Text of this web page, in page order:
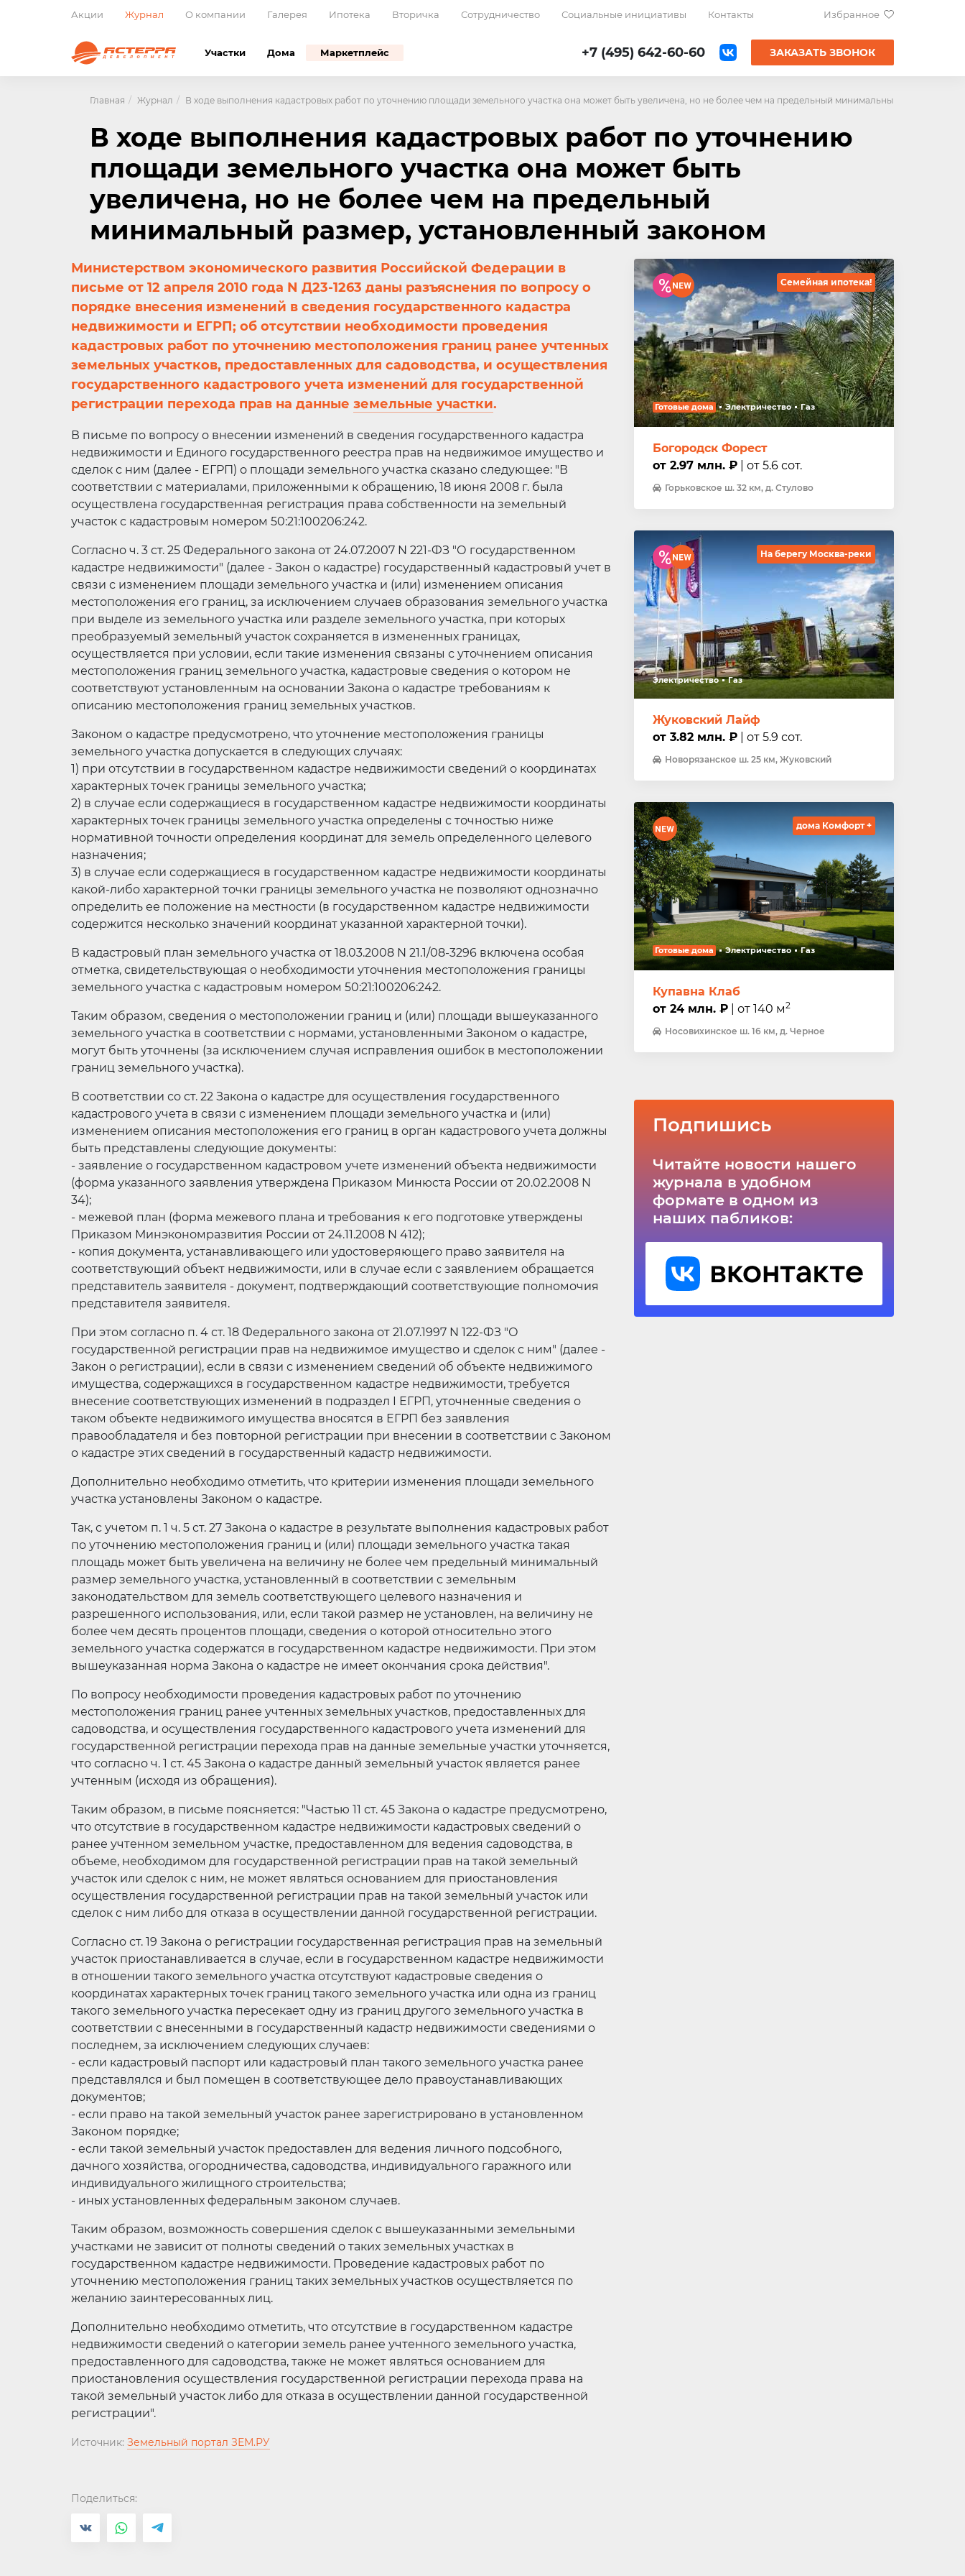
Акции Журнал О компании Галерея Ипотека Вторичка Сотрудничество Социальные инициативы Контакты Избранное
Участки Дома Маркетплейс +7 (495) 642-60-60 ЗАКАЗАТЬ ЗВОНОК
Главная Журнал В ходе выполнения кадастровых работ по уточнению площади земельного участка она может быть увеличена, но не более чем на предельный минимальный размер,
В ходе выполнения кадастровых работ по уточнению
площади земельного участка она может быть
увеличена, но не более чем на предельный
минимальный размер, установленный законом
Министерством экономического развития Российской Федерации в
письме от 12 апреля 2010 года N Д23-1263 даны разъяснения по вопросу о
порядке внесения изменений в сведения государственного кадастра
недвижимости и ЕГРП; об отсутствии необходимости проведения
кадастровых работ по уточнению местоположения границ ранее учтенных
земельных участков, предоставленных для садоводства, и осуществления
государственного кадастрового учета изменений для государственной
регистрации перехода прав на данные земельные участки.
В письме по вопросу о внесении изменений в сведения государственного кадастра
недвижимости и Единого государственного реестра прав на недвижимое имущество и
сделок с ним (далее - ЕГРП) о площади земельного участка сказано следующее: "В
соответствии с материалами, приложенными к обращению, 18 июня 2008 г. была
осуществлена государственная регистрация права собственности на земельный
участок с кадастровым номером 50:21:100206:242.
Согласно ч. 3 ст. 25 Федерального закона от 24.07.2007 N 221-ФЗ "О государственном
кадастре недвижимости" (далее - Закон о кадастре) государственный кадастровый учет в
связи с изменением площади земельного участка и (или) изменением описания
местоположения его границ, за исключением случаев образования земельного участка
при выделе из земельного участка или разделе земельного участка, при которых
преобразуемый земельный участок сохраняется в измененных границах,
осуществляется при условии, если такие изменения связаны с уточнением описания
местоположения границ земельного участка, кадастровые сведения о котором не
соответствуют установленным на основании Закона о кадастре требованиям к
описанию местоположения границ земельных участков.
Законом о кадастре предусмотрено, что уточнение местоположения границы
земельного участка допускается в следующих случаях:
1) при отсутствии в государственном кадастре недвижимости сведений о координатах
характерных точек границы земельного участка;
2) в случае если содержащиеся в государственном кадастре недвижимости координаты
характерных точек границы земельного участка определены с точностью ниже
нормативной точности определения координат для земель определенного целевого
назначения;
3) в случае если содержащиеся в государственном кадастре недвижимости координаты
какой-либо характерной точки границы земельного участка не позволяют однозначно
определить ее положение на местности (в государственном кадастре недвижимости
содержится несколько значений координат указанной характерной точки).
В кадастровый план земельного участка от 18.03.2008 N 21.1/08-3296 включена особая
отметка, свидетельствующая о необходимости уточнения местоположения границы
земельного участка с кадастровым номером 50:21:100206:242.
Таким образом, сведения о местоположении границ и (или) площади вышеуказанного
земельного участка в соответствии с нормами, установленными Законом о кадастре,
могут быть уточнены (за исключением случая исправления ошибок в местоположении
границ земельного участка).
В соответствии со ст. 22 Закона о кадастре для осуществления государственного
кадастрового учета в связи с изменением площади земельного участка и (или)
изменением описания местоположения его границ в орган кадастрового учета должны
быть представлены следующие документы:
- заявление о государственном кадастровом учете изменений объекта недвижимости
(форма указанного заявления утверждена Приказом Минюста России от 20.02.2008 N
34);
- межевой план (форма межевого плана и требования к его подготовке утверждены
Приказом Минэкономразвития России от 24.11.2008 N 412);
- копия документа, устанавливающего или удостоверяющего право заявителя на
соответствующий объект недвижимости, или в случае если с заявлением обращается
представитель заявителя - документ, подтверждающий соответствующие полномочия
представителя заявителя.
При этом согласно п. 4 ст. 18 Федерального закона от 21.07.1997 N 122-ФЗ "О
государственной регистрации прав на недвижимое имущество и сделок с ним" (далее -
Закон о регистрации), если в связи с изменением сведений об объекте недвижимого
имущества, содержащихся в государственном кадастре недвижимости, требуется
внесение соответствующих изменений в подраздел I ЕГРП, уточненные сведения о
таком объекте недвижимого имущества вносятся в ЕГРП без заявления
правообладателя и без повторной регистрации при внесении в соответствии с Законом
о кадастре этих сведений в государственный кадастр недвижимости.
Дополнительно необходимо отметить, что критерии изменения площади земельного
участка установлены Законом о кадастре.
Так, с учетом п. 1 ч. 5 ст. 27 Закона о кадастре в результате выполнения кадастровых работ
по уточнению местоположения границ и (или) площади земельного участка такая
площадь может быть увеличена на величину не более чем предельный минимальный
размер земельного участка, установленный в соответствии с земельным
законодательством для земель соответствующего целевого назначения и
разрешенного использования, или, если такой размер не установлен, на величину не
более чем десять процентов площади, сведения о которой относительно этого
земельного участка содержатся в государственном кадастре недвижимости. При этом
вышеуказанная норма Закона о кадастре не имеет окончания срока действия".
По вопросу необходимости проведения кадастровых работ по уточнению
местоположения границ ранее учтенных земельных участков, предоставленных для
садоводства, и осуществления государственного кадастрового учета изменений для
государственной регистрации перехода прав на данные земельные участки уточняется,
что согласно ч. 1 ст. 45 Закона о кадастре данный земельный участок является ранее
учтенным (исходя из обращения).
Таким образом, в письме поясняется: "Частью 11 ст. 45 Закона о кадастре предусмотрено,
что отсутствие в государственном кадастре недвижимости кадастровых сведений о
ранее учтенном земельном участке, предоставленном для ведения садоводства, в
объеме, необходимом для государственной регистрации прав на такой земельный
участок или сделок с ним, не может являться основанием для приостановления
осуществления государственной регистрации прав на такой земельный участок или
сделок с ним либо для отказа в осуществлении данной государственной регистрации.
Согласно ст. 19 Закона о регистрации государственная регистрация прав на земельный
участок приостанавливается в случае, если в государственном кадастре недвижимости
в отношении такого земельного участка отсутствуют кадастровые сведения о
координатах характерных точек границ такого земельного участка или одна из границ
такого земельного участка пересекает одну из границ другого земельного участка в
соответствии с внесенными в государственный кадастр недвижимости сведениями о
последнем, за исключением следующих случаев:
- если кадастровый паспорт или кадастровый план такого земельного участка ранее
представлялся и был помещен в соответствующее дело правоустанавливающих
документов;
- если право на такой земельный участок ранее зарегистрировано в установленном
Законом порядке;
- если такой земельный участок предоставлен для ведения личного подсобного,
дачного хозяйства, огородничества, садоводства, индивидуального гаражного или
индивидуального жилищного строительства;
- иных установленных федеральным законом случаев.
Таким образом, возможность совершения сделок с вышеуказанными земельными
участками не зависит от полноты сведений о таких земельных участках в
государственном кадастре недвижимости. Проведение кадастровых работ по
уточнению местоположения границ таких земельных участков осуществляется по
желанию заинтересованных лиц.
Дополнительно необходимо отметить, что отсутствие в государственном кадастре
недвижимости сведений о категории земель ранее учтенного земельного участка,
предоставленного для садоводства, также не может являться основанием для
приостановления осуществления государственной регистрации перехода права на
такой земельный участок либо для отказа в осуществлении данной государственной
регистрации".
Источник: Земельный портал ЗЕМ.РУ
Семейная ипотека!
Готовые дома Электричество Газ
Богородск Форест
от 2.97 млн. ₽ | от 5.6 сот.
Горьковское ш. 32 км, д. Стулово
На берегу Москва-реки
Электричество Газ
Жуковский Лайф
от 3.82 млн. ₽ | от 5.9 сот.
Новорязанское ш. 25 км, Жуковский
дома Комфорт +
Готовые дома Электричество Газ
Купавна Клаб
от 24 млн. ₽ | от 140 м2
Носовихинское ш. 16 км, д. Черное
Подпишись
Читайте новости нашего
журнала в удобном
формате в одном из
наших пабликов:
Поделиться: